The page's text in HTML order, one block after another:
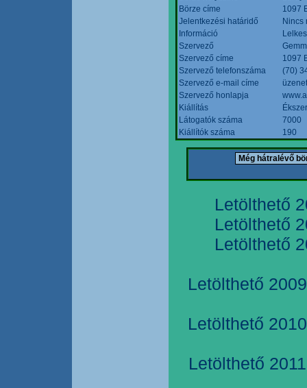
Börze címe
1097
Jelentkezési határidő
Nincs
Információ
Szervező
Szervező címe
1097
Szervező telefonszáma
(70)
Szervező e-mail címe
Szervező honlapja
Kiállítás
Látogatók száma
7000
Kiállítók száma
190
Letölthető
Letölthető
Letölthető
Letölthető
Letölthető
Letölthető